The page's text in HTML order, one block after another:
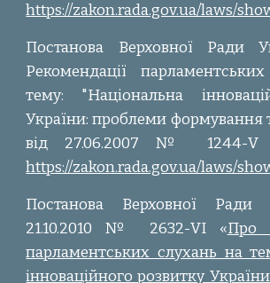
https://zakon.rada.gov.ua/laws/
Постанова Верховної Ради
Рекомендації
тему: "Національна
України: проблеми формування
від 27.06.2007 № 1244-
https://zakon.rada.gov.ua/laws/
Постанова Верховної Ради
21.10.2010 № 2632-VI «Про
парламентських слухань на
інноваційного розвитку